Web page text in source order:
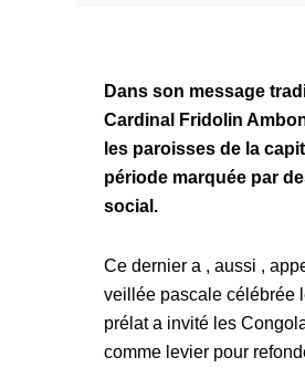
Dans son message
Cardinal Fridolin
les paroisses de la
période marquée par
social.
Ce dernier a , aussi ,
veillée pascale célébrée
prélat a invité les
comme levier pour